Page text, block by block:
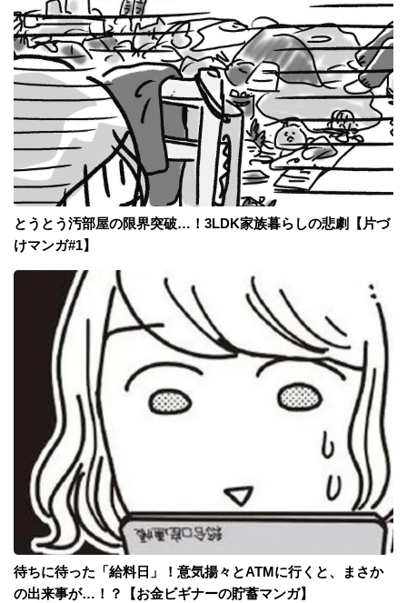
とうとう汚部屋の限界突破…！3LDK家族暮らしの悲劇【片づ
けマンガ#1】
待ちに待った「給料日」！意気揚々とATMに行くと、まさか
の出来事が…！？【お金ビギナーの貯蓄マンガ】